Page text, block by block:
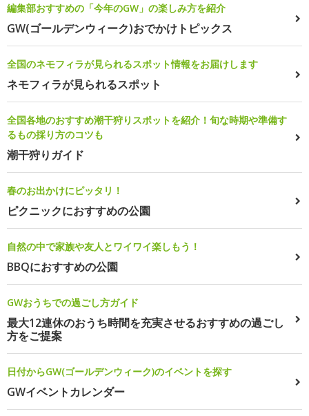
編集部おすすめの「今年のGW」の楽しみ方を紹介
GW(ゴールデンウィーク)おでかけトピックス
全国のネモフィラが見られるスポット情報をお届けします
ネモフィラが見られるスポット
全国各地のおすすめ潮干狩りスポットを紹介！旬な時期や準備す
るもの採り方のコツも
潮干狩りガイド
春のお出かけにピッタリ！
ピクニックにおすすめの公園
自然の中で家族や友人とワイワイ楽しもう！
BBQにおすすめの公園
GWおうちでの過ごし方ガイド
最大12連休のおうち時間を充実させるおすすめの過ごし
方をご提案
日付からGW(ゴールデンウィーク)のイベントを探す
GWイベントカレンダー